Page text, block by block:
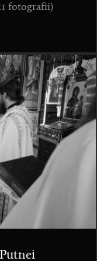
fotografii)